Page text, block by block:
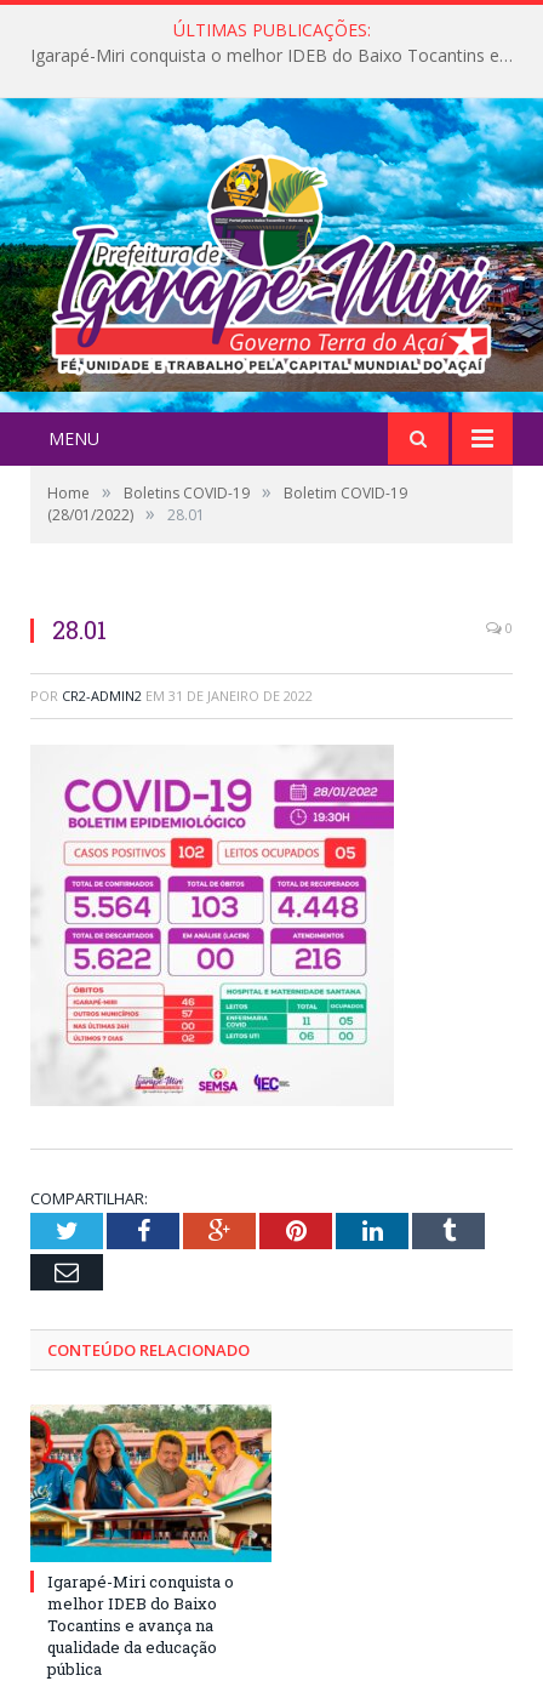
ÚLTIMAS PUBLICAÇÕES:
Igarapé-Miri conquista o melhor IDEB do Baixo Tocantins e avança na qualidade da educação pública
MENU
Home » Boletins COVID-19 »
Boletim COVID-19
(28/01/2022) » 28.01
28.01 0
POR CR2-ADMIN2 EM 31 DE JANEIRO DE 2022
COMPARTILHAR:
TwitterFacebookGoogle+PinterestLinkedInTumblr
Email
CONTEÚDO RELACIONADO
Igarapé-Miri conquista o
melhor IDEB do Baixo
Tocantins e avança na
qualidade da educação
pública